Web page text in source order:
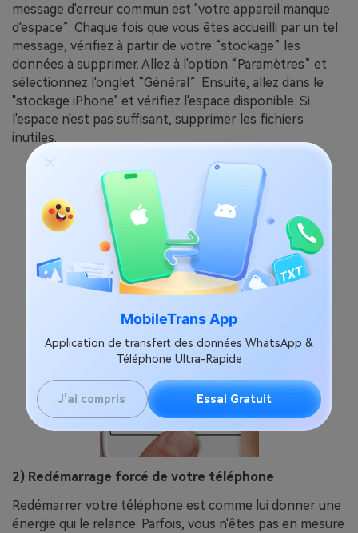
MobileTrans App
Application de transfert des données WhatsApp &
Téléphone Ultra-Rapide
J'ai compris Essai Gratuit
message d'erreur commun est "votre appareil manque
d'espace”. Chaque fois que vous êtes accueilli par un tel
message, vérifiez à partir de votre “stockage” les
données à supprimer. Allez à l'option “Paramètres” et
sélectionnez l'onglet “Général”. Ensuite, allez dans le
"stockage iPhone" et vérifiez l'espace disponible. Si
l'espace n'est pas suffisant, supprimer les fichiers
inutiles.
2) Redémarrage forcé de votre téléphone
Redémarrer votre téléphone est comme lui donner une
énergie qui le relance. Parfois, vous n'êtes pas en mesure